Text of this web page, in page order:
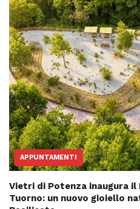
APPUNTAMENTI
Vietri di Potenza inaugura
Tuorno: un nuovo gioiello